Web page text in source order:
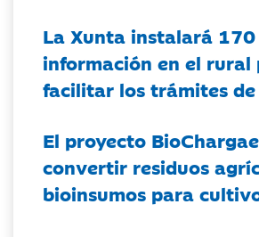
La Xunta instalará
información en el rural
facilitar los trámites de
El proyecto
convertir residuos
bioinsumos para